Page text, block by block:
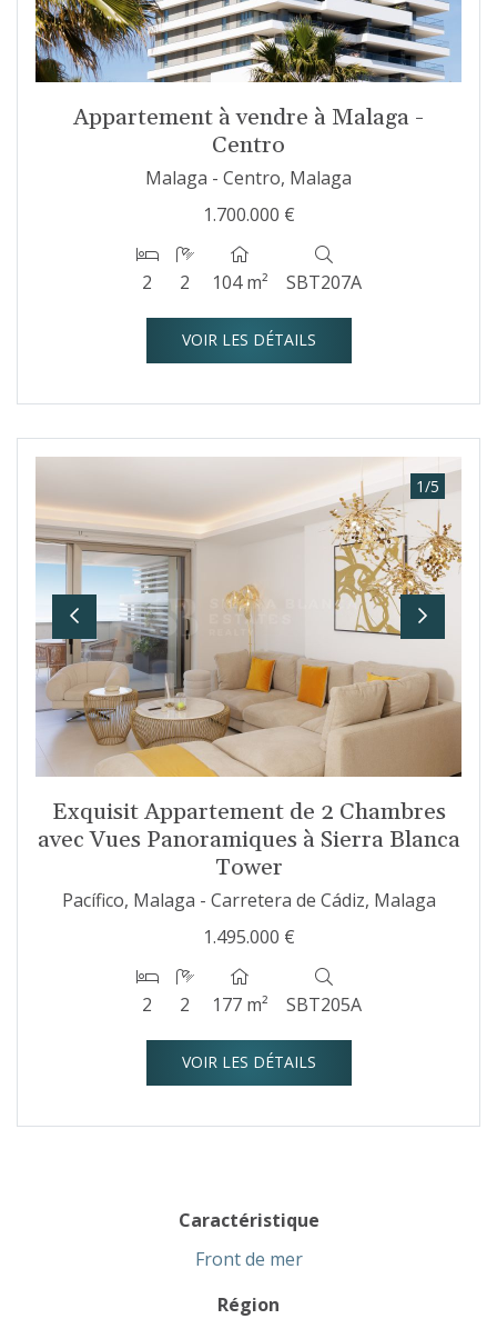
Appartement à vendre à Malaga -
Centro
Malaga - Centro, Malaga
1.700.000 €
2 2 104 m² SBT207A
VOIR LES DÉTAILS
Previous Next
1/5
Exquisit Appartement de 2 Chambres
avec Vues Panoramiques à Sierra Blanca
Tower
Pacífico, Malaga - Carretera de Cádiz, Malaga
1.495.000 €
2 2 177 m² SBT205A
VOIR LES DÉTAILS
Caractéristique
Front de mer
Région